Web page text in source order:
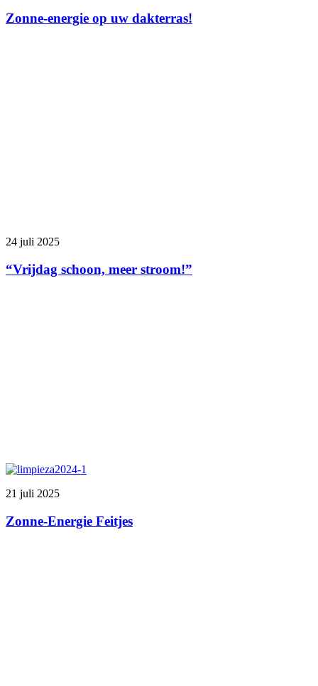
Zonne-energie op uw dakterras!
24 juli 2025
“Vrijdag schoon, meer stroom!”
21 juli 2025
Zonne-Energie Feitjes